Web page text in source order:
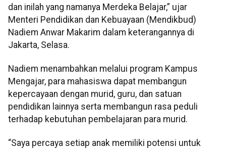
dan inilah yang namanya Merdeka Belajar,” ujar
Menteri Pendidikan dan Kebuayaan (Mendikbud)
Nadiem Anwar Makarim dalam keterangannya di
Jakarta, Selasa.
Nadiem menambahkan melalui program Kampus
Mengajar, para mahasiswa dapat membangun
kepercayaan dengan murid, guru, dan satuan
pendidikan lainnya serta membangun rasa peduli
terhadap kebutuhan pembelajaran para murid.
“Saya percaya setiap anak memiliki potensi untuk